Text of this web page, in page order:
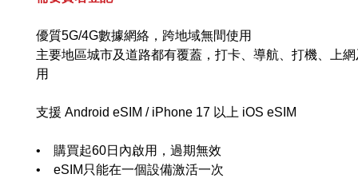
優質5G/4G數據網絡，跨地域無間使用
主要地區城市及道路都有覆蓋，打卡、導航、打機、上
用
支援 Android eSIM / iPhone 17 以上 iOS eSIM
• 購買起60日內啟用，過期無效
• eSIM只能在一個設備激活一次